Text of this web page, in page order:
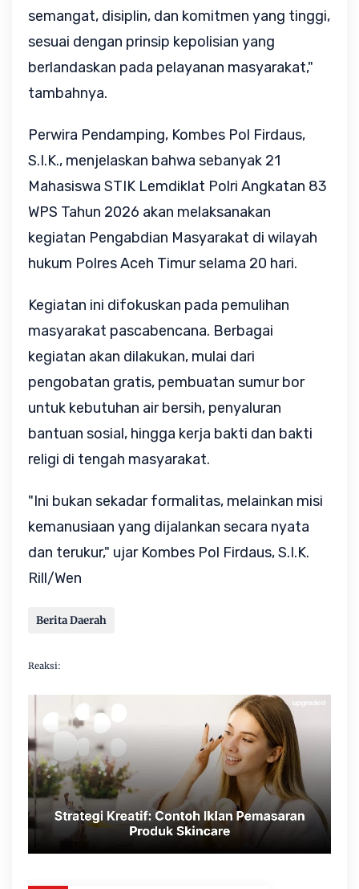
semangat, disiplin, dan komitmen yang tinggi,
sesuai dengan prinsip kepolisian yang
berlandaskan pada pelayanan masyarakat,"
tambahnya.
Perwira Pendamping, Kombes Pol Firdaus,
S.I.K., menjelaskan bahwa sebanyak 21
Mahasiswa STIK Lemdiklat Polri Angkatan 83
WPS Tahun 2026 akan melaksanakan
kegiatan Pengabdian Masyarakat di wilayah
hukum Polres Aceh Timur selama 20 hari.
Kegiatan ini difokuskan pada pemulihan
masyarakat pascabencana. Berbagai
kegiatan akan dilakukan, mulai dari
pengobatan gratis, pembuatan sumur bor
untuk kebutuhan air bersih, penyaluran
bantuan sosial, hingga kerja bakti dan bakti
religi di tengah masyarakat.
"Ini bukan sekadar formalitas, melainkan misi
kemanusiaan yang dijalankan secara nyata
dan terukur," ujar Kombes Pol Firdaus, S.I.K.
Rill/Wen
Berita Daerah
Reaksi: